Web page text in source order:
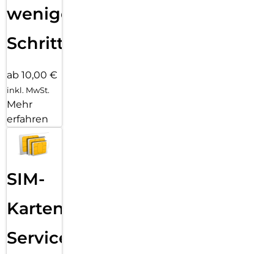
wenigen
Schritten
ab 10,00 €
inkl. MwSt.
Mehr
erfahren
SIM-
Karten
Service: